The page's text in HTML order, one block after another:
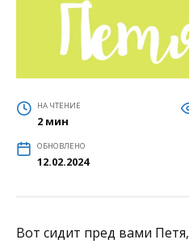
НА ЧТЕНИЕ
2 мин
ОБНОВЛЕНО
12.02.2024
Вот сидит пред вами Петя,